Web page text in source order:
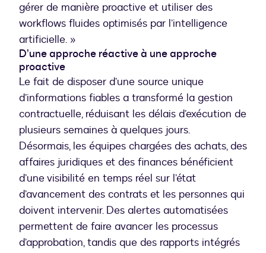
gérer de manière proactive et utiliser des
workflows fluides optimisés par l’intelligence
artificielle. »
D’une approche réactive à une approche
proactive
Le fait de disposer d’une source unique
d’informations fiables a transformé la gestion
contractuelle, réduisant les délais d’exécution de
plusieurs semaines à quelques jours.
Désormais, les équipes chargées des achats, des
affaires juridiques et des finances bénéficient
d’une visibilité en temps réel sur l’état
d’avancement des contrats et les personnes qui
doivent intervenir. Des alertes automatisées
permettent de faire avancer les processus
d’approbation, tandis que des rapports intégrés